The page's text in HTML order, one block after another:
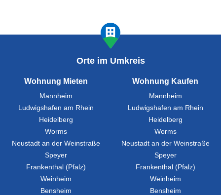
Orte im Umkreis
Wohnung Mieten
Mannheim
Ludwigshafen am Rhein
Heidelberg
Worms
Neustadt an der Weinstraße
Speyer
Frankenthal (Pfalz)
Weinheim
Bensheim
Wohnung Kaufen
Mannheim
Ludwigshafen am Rhein
Heidelberg
Worms
Neustadt an der Weinstraße
Speyer
Frankenthal (Pfalz)
Weinheim
Bensheim